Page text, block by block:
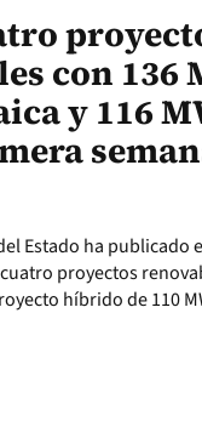
con 136
y 116
Estado ha publicado
proyectos
híbrido de 110